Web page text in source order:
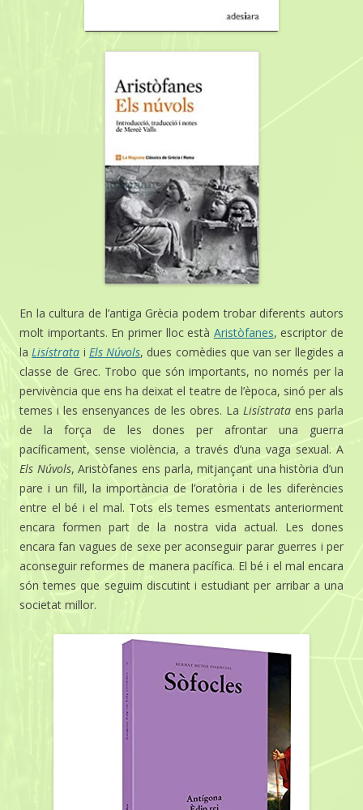
En la cultura de l’antiga Grècia podem trobar diferents autors
molt importants. En primer lloc està Aristòfanes, escriptor de
laLisístrata i Els Núvols, dues comèdies que van ser llegides a
classe de Grec. Trobo que són importants, no només per la
pervivència que ens ha deixat el teatre de l’època, sinó per als
temes i les ensenyances de les obres. La Lisístrata ens parla
de la força de les dones per afrontar una guerra
pacíficament, sense violència, a través d’una vaga sexual. A
Els Núvols, Aristòfanes ens parla, mitjançant una història d’un
pare i un fill, la importància de l’oratòria i de les diferències
entre el bé i el mal. Tots els temes esmentats anteriorment
encara formen part de la nostra vida actual. Les dones
encara fan vagues de sexe per aconseguir parar guerres i per
aconseguir reformes de manera pacífica. El bé i el mal encara
són temes que seguim discutint i estudiant per arribar a una
societat millor.